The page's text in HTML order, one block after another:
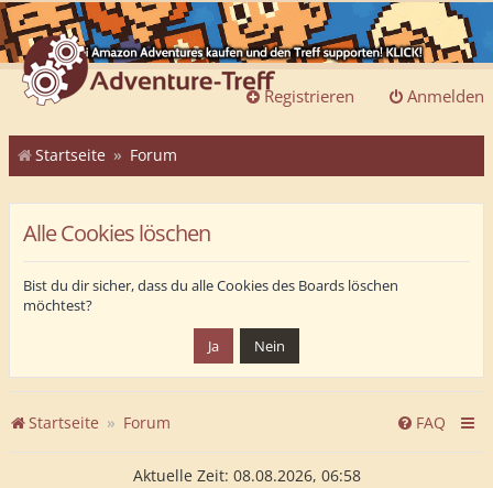
Anmelden
Registrieren
Startseite Forum
Alle Cookies löschen
Bist du dir sicher, dass du alle Cookies des Boards löschen
möchtest?
Startseite Forum FAQ
Aktuelle Zeit: 08.08.2026, 06:58